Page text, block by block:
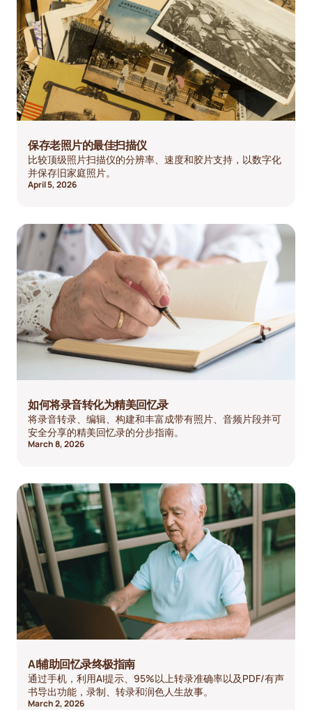
保存老照片的最佳扫描仪
比较顶级照片扫描仪的分辨率、速度和胶片支持，以数字化
并保存旧家庭照片。
April 5, 2026
如何将录音转化为精美回忆录
将录音转录、编辑、构建和丰富成带有照片、音频片段并可
安全分享的精美回忆录的分步指南。
March 8, 2026
AI辅助回忆录终极指南
通过手机，利用AI提示、95%以上转录准确率以及PDF/有声
书导出功能，录制、转录和润色人生故事。
March 2, 2026